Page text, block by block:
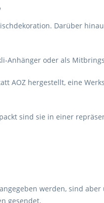
Darüber
Anhänger oder als
AOZ hergestellt, eine
sind sie in einer
werden, sind
gesendet.